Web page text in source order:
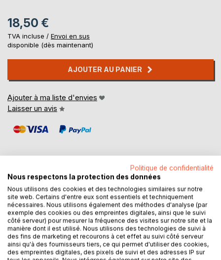
18,50 €
TVA incluse / Envoi en sus
disponible (dès maintenant)
AJOUTER AU PANIER
Ajouter à ma liste d'envies
Laisser un avis
DESCRIPTION
La relation entre les deux comédiennes et amies Sarah
Bernhardt et Marie Colombier n'avait jamais été sans
nuages. Jalousies et concurrences diverses en eurent
finalement raison. Après un premier ouvrage vengeur, Le
voyage de Sarah Bernhardt en Amérique, l'auteur assène
Politique de confidentialité
Nous respectons la protection des données
Nous utilisons des cookies et des technologies similaires sur notre
site web. Certains d'entre eux sont essentiels et techniquement
nécessaires. Nous utilisons également des méthodes d'analyse (par
exemple des cookies ou des empreintes digitales, ainsi que le suivi
côté serveur) pour mesurer la fréquence des visites sur notre site et la
manière dont il est utilisé. Nous utilisons des technologies de suivi à
des fins de marketing et recourons à cet effet au suivi côté serveur
ainsi qu'à des fournisseurs tiers, ce qui permet d'utiliser des cookies,
des empreintes digitales, des pixels de suivi et des adresses IP sur